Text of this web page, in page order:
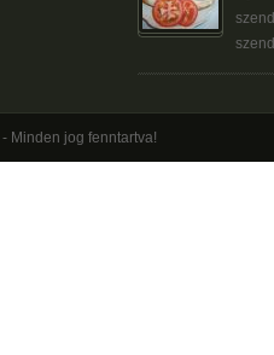
Minden jog fenntartva!